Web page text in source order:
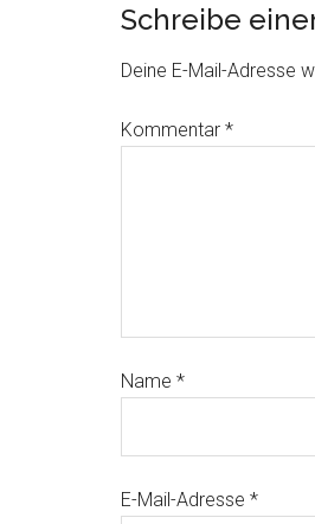
Schreibe
Deine E-Mail-Adresse
Kommentar *
Name *
E-Mail-Adresse *